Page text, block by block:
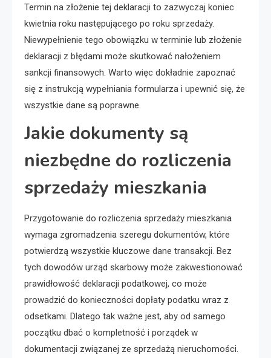
Termin na złożenie tej deklaracji to zazwyczaj koniec
kwietnia roku następującego po roku sprzedaży.
Niewypełnienie tego obowiązku w terminie lub złożenie
deklaracji z błędami może skutkować nałożeniem
sankcji finansowych. Warto więc dokładnie zapoznać
się z instrukcją wypełniania formularza i upewnić się, że
wszystkie dane są poprawne.
Jakie dokumenty są
niezbędne do rozliczenia
sprzedaży mieszkania
Przygotowanie do rozliczenia sprzedaży mieszkania
wymaga zgromadzenia szeregu dokumentów, które
potwierdzą wszystkie kluczowe dane transakcji. Bez
tych dowodów urząd skarbowy może zakwestionować
prawidłowość deklaracji podatkowej, co może
prowadzić do konieczności dopłaty podatku wraz z
odsetkami. Dlatego tak ważne jest, aby od samego
początku dbać o kompletność i porządek w
dokumentacji związanej ze sprzedażą nieruchomości.